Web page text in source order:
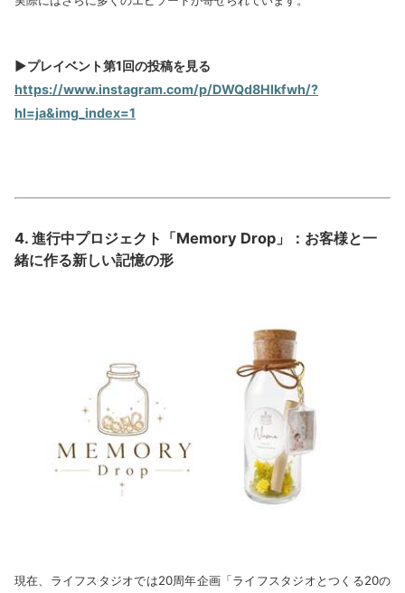
▶プレイベント第1回の投稿を見る
https://www.instagram.com/p/DWQd8Hlkfwh/?
hl=ja&img_index=1
4. 進行中プロジェクト「Memory Drop」：お客様と一
緒に作る新しい記憶の形
現在、ライフスタジオでは20周年企画「ライフスタジオとつくる20の